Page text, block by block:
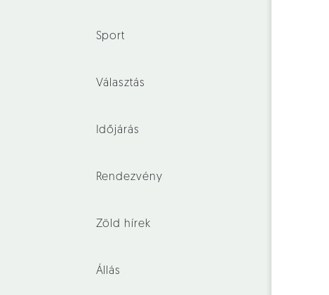
Sport
Választás
Időjárás
Rendezvény
Zöld hírek
Állás